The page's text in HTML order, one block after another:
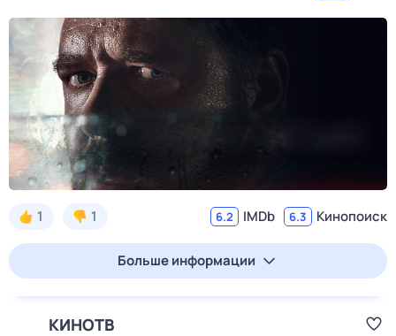
1 1 6.2 IMDb 6.3 Кинопоиск
Больше информации
КИНОТВ